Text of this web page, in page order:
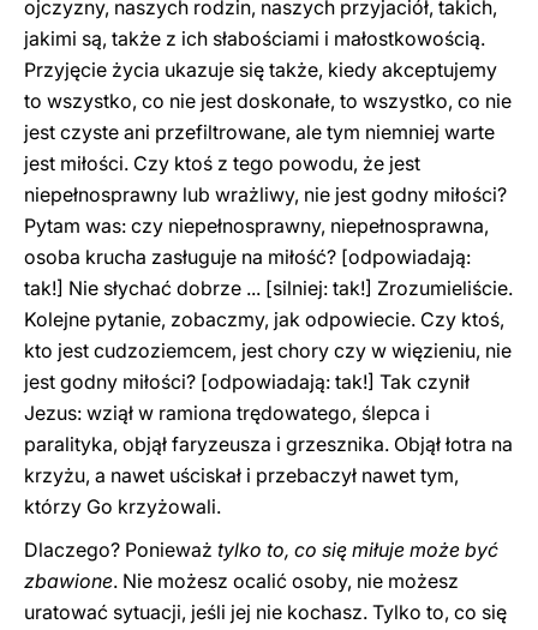
ojczyzny, naszych rodzin, naszych przyjaciół, takich,
jakimi są, także z ich słabościami i małostkowością.
Przyjęcie życia ukazuje się także, kiedy akceptujemy
to wszystko, co nie jest doskonałe, to wszystko, co nie
jest czyste ani przefiltrowane, ale tym niemniej warte
jest miłości. Czy ktoś z tego powodu, że jest
niepełnosprawny lub wrażliwy, nie jest godny miłości?
Pytam was: czy niepełnosprawny, niepełnosprawna,
osoba krucha zasługuje na miłość? [odpowiadają:
tak!] Nie słychać dobrze ... [silniej: tak!] Zrozumieliście.
Kolejne pytanie, zobaczmy, jak odpowiecie. Czy ktoś,
kto jest cudzoziemcem, jest chory czy w więzieniu, nie
jest godny miłości? [odpowiadają: tak!] Tak czynił
Jezus: wziął w ramiona trędowatego, ślepca i
paralityka, objął faryzeusza i grzesznika. Objął łotra na
krzyżu, a nawet uściskał i przebaczył nawet tym,
którzy Go krzyżowali.
Dlaczego? Ponieważ tylko to, co się miłuje może być
zbawione. Nie możesz ocalić osoby, nie możesz
uratować sytuacji, jeśli jej nie kochasz. Tylko to, co się